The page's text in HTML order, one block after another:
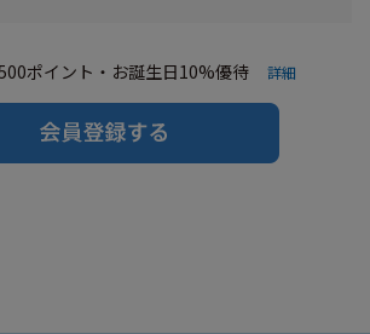
イント・お誕生日10%優待 詳細